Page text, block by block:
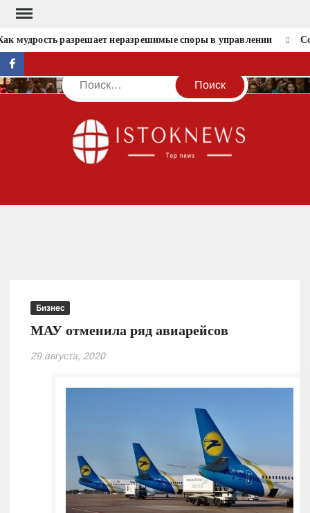
Перейти
содержимому
мудрость разрешает неразрешимые споры в управлении
facebook
Поиск
Бизнес
МАУ отменила ряд авиарейсов
29 августа, 2020